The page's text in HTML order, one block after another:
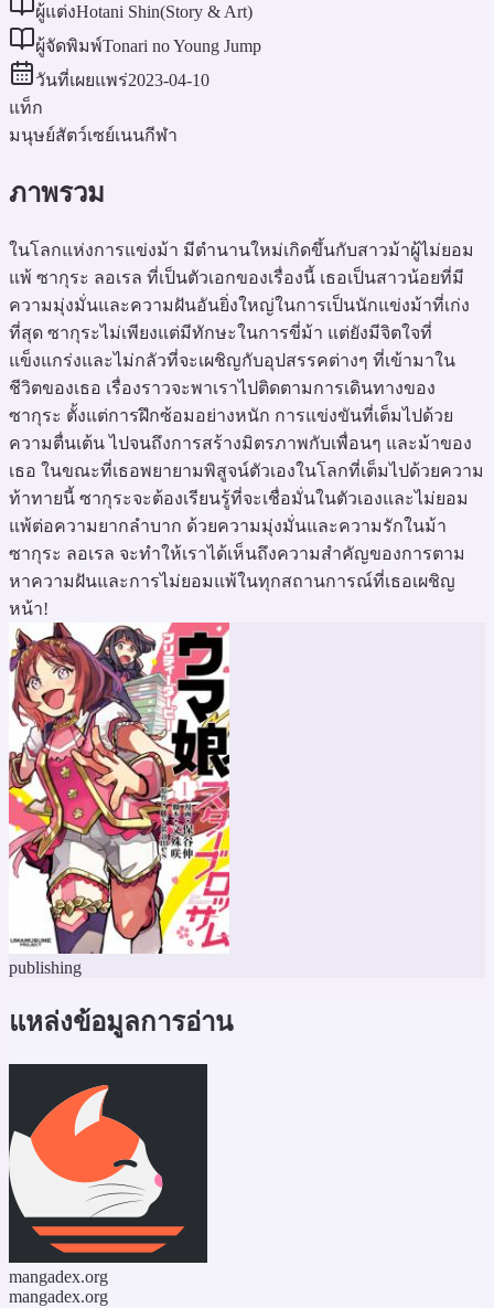
ผู้แต่งHotani Shin(Story & Art)
ผู้จัดพิมพ์Tonari no Young Jump
วันที่เผยแพร่2023-04-10
แท็ก
มนุษย์สัตว์เซย์เนนกีฬา
ภาพรวม
ในโลกแห่งการแข่งม้า มีตำนานใหม่เกิดขึ้นกับสาวม้าผู้ไม่ยอม
แพ้ ซากุระ ลอเรล ที่เป็นตัวเอกของเรื่องนี้ เธอเป็นสาวน้อยที่มี
ความมุ่งมั่นและความฝันอันยิ่งใหญ่ในการเป็นนักแข่งม้าที่เก่ง
ที่สุด ซากุระไม่เพียงแต่มีทักษะในการขี่ม้า แต่ยังมีจิตใจที่
แข็งแกร่งและไม่กลัวที่จะเผชิญกับอุปสรรคต่างๆ ที่เข้ามาใน
ชีวิตของเธอ เรื่องราวจะพาเราไปติดตามการเดินทางของ
ซากุระ ตั้งแต่การฝึกซ้อมอย่างหนัก การแข่งขันที่เต็มไปด้วย
ความตื่นเต้น ไปจนถึงการสร้างมิตรภาพกับเพื่อนๆ และม้าของ
เธอ ในขณะที่เธอพยายามพิสูจน์ตัวเองในโลกที่เต็มไปด้วยความ
ท้าทายนี้ ซากุระจะต้องเรียนรู้ที่จะเชื่อมั่นในตัวเองและไม่ยอม
แพ้ต่อความยากลำบาก ด้วยความมุ่งมั่นและความรักในม้า
ซากุระ ลอเรล จะทำให้เราได้เห็นถึงความสำคัญของการตาม
หาความฝันและการไม่ยอมแพ้ในทุกสถานการณ์ที่เธอเผชิญ
หน้า!
publishing
แหล่งข้อมูลการอ่าน
mangadex.org
mangadex.org